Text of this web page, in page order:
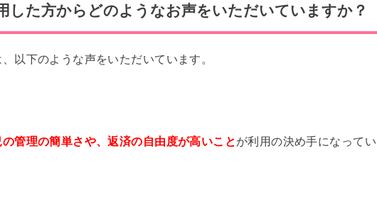
した方からどのようなお声をいただいていますか？
以下のような声をいただいています。
管理の簡単さや、返済の自由度が高いことが利用の決め手になってい